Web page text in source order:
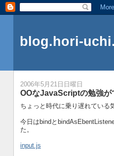
blog.hori-
2006年5月21日日曜日
OOなJavaScriptの勉強が
ちょっと時代に乗り遅れている
今日はbindと
た。
input.js